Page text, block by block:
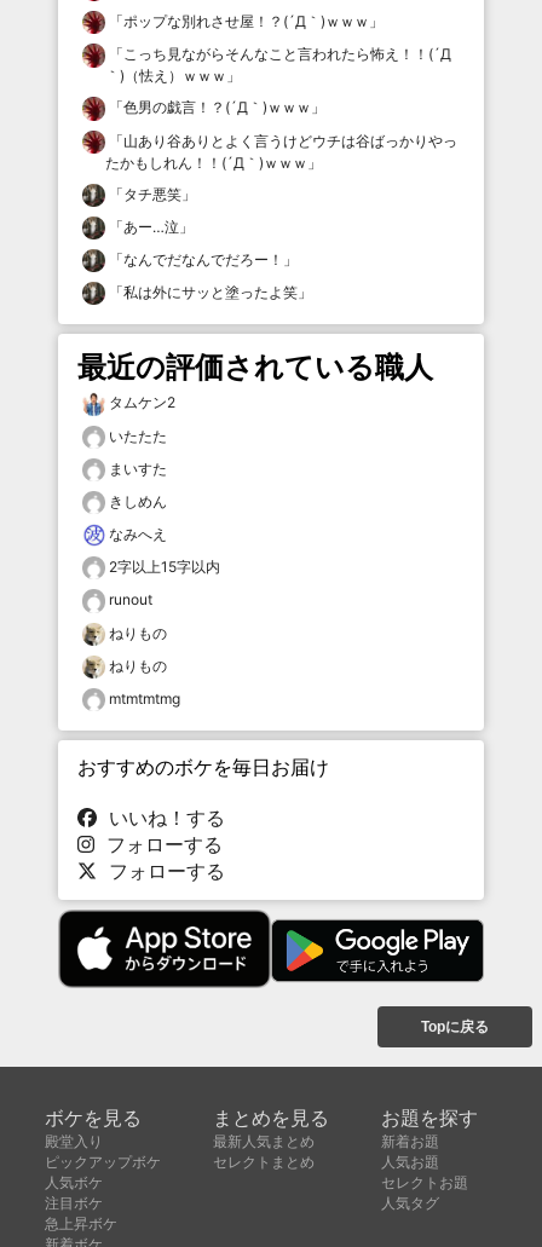
「ポップな別れさせ屋！？(´Д｀)ｗｗｗ 」
「こっち見ながらそんなこと言われたら怖え！！(´Д
｀)（怯え）ｗｗｗ 」
「色男の戯言！？(´Д｀)ｗｗｗ 」
「山あり谷ありとよく言うけどウチは谷ばっかりやっ
たかもしれん！！(´Д｀)ｗｗｗ 」
「タチ悪笑 」
「あー…泣 」
「なんでだなんでだろー！ 」
「私は外にサッと塗ったよ笑 」
最近の評価されている職人
タムケン2
いたたた
まいすた
きしめん
なみへえ
2字以上15字以内
runout
ねりもの
ねりもの
mtmtmtmg
おすすめのボケを毎日お届け
いいね！する
フォローする
フォローする
Topに戻る
ボケを見る
殿堂入り
ピックアップボケ
人気ボケ
注目ボケ
急上昇ボケ
まとめを見る
最新人気まとめ
セレクトまとめ
お題を探す
新着お題
人気お題
セレクトお題
人気タグ